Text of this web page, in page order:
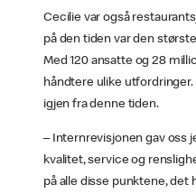
Cecilie var også
på den tiden var den
Med 120 ansatte og 28
håndtere ulike
igjen fra denne tiden.
– Internrevisjonen gav oss
kvalitet, service og
på alle disse punktene, det